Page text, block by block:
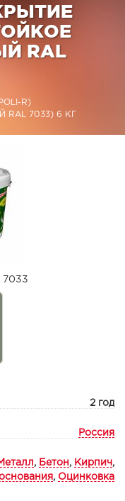
RAL
R)
7033) 6 КГ
2 год
Россия
, Бетон , Кирпич ,
, Оцинковка